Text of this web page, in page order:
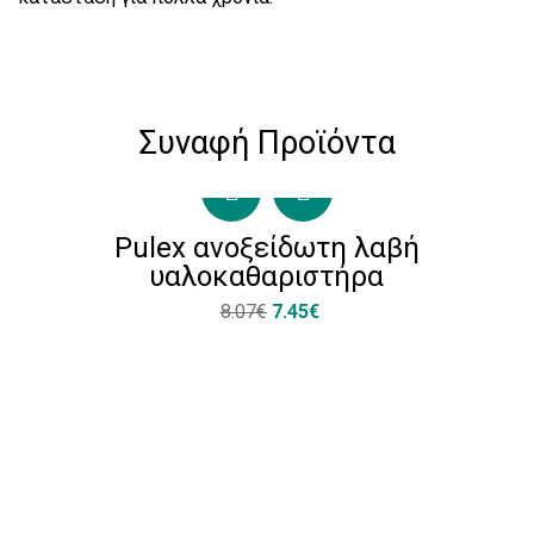
Συναφή Προϊόντα
Pulex ανοξείδωτη λαβή
υαλοκαθαριστήρα
8.07€ 7.45€